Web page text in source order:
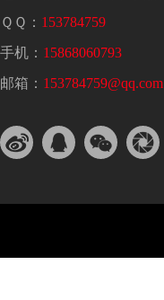
ＱＱ： 153784759
手机： 15868060793
邮箱： 153784759@qq.com